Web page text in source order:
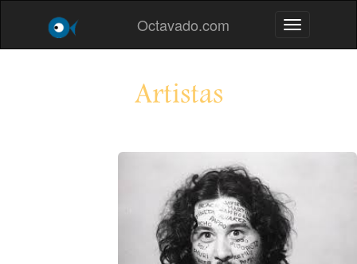
Octavado.com Toggle
Artistas